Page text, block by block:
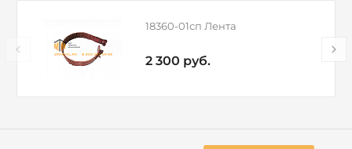
18360-01сп Лента
2 300 руб.